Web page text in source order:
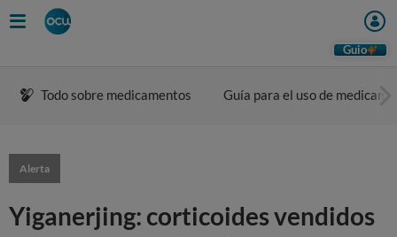
Guio
Todo sobre medicamentos Guía para el uso de
Alerta
Yiganerjing: corticoides vendidos